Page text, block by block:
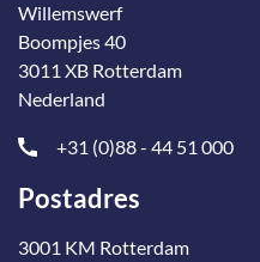
Willemswerf
Boompjes 40
3011 XB Rotterdam
Nederland
+31 (0)88 - 44 51 000
Postadres
3001 KM Rotterdam